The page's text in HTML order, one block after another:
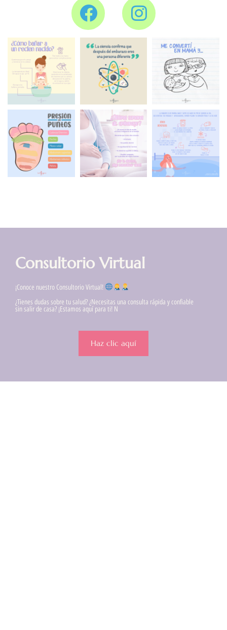
Consultorio Virtual
¡Conoce nuestro Consultorio Virtual!
¿Tienes dudas sobre tu salud? ¿Necesitas una consulta rápida y confiable
sin salir de casa? ¡Estamos aquí para ti! N
Haz clic aquí